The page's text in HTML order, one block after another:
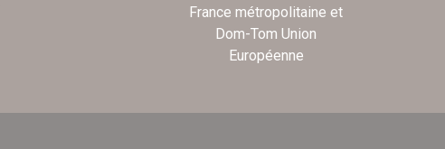
France métropolitaine et
Dom-Tom Union
Européenne